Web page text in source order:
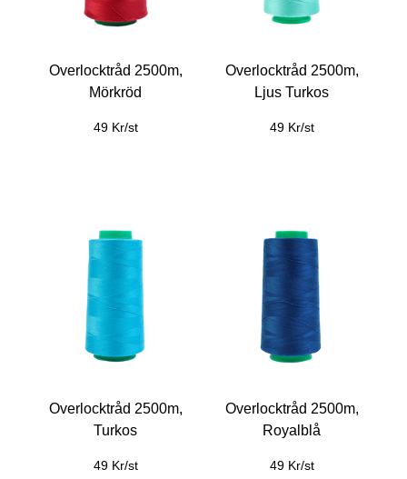
Overlocktråd 2500m,
Mörkröd
49 Kr/st
Overlocktråd 2500m,
Ljus Turkos
49 Kr/st
Overlocktråd 2500m,
Turkos
49 Kr/st
Overlocktråd 2500m,
Royalblå
49 Kr/st